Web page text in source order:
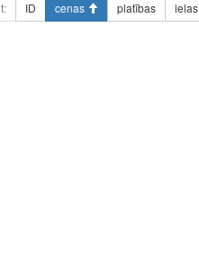
ID cenas platības ielas